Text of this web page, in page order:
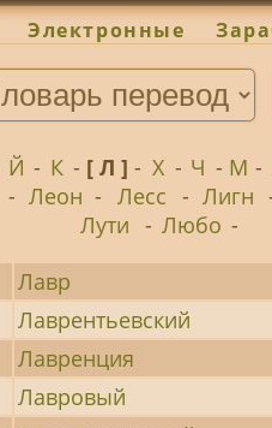
Электронные
Й - К - [ Л ]- Х - Ч - М -
- Леон - Лесс - Лигн
Лути - Любо -
Лавр
Лаврентьевский
Лавренция
Лавровый